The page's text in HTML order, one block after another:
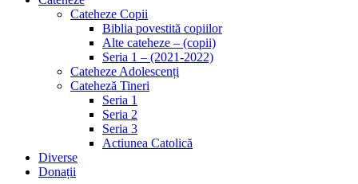
Cateheze Copii
Biblia povestită copiilor
Alte cateheze – (copii)
Seria 1 – (2021-2022)
Cateheze Adolescenți
Cateheză Tineri
Seria 1
Seria 2
Seria 3
Actiunea Catolică
Diverse
Donații